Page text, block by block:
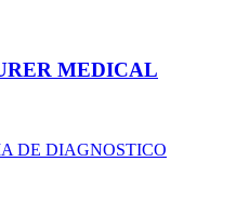
MEDICAL